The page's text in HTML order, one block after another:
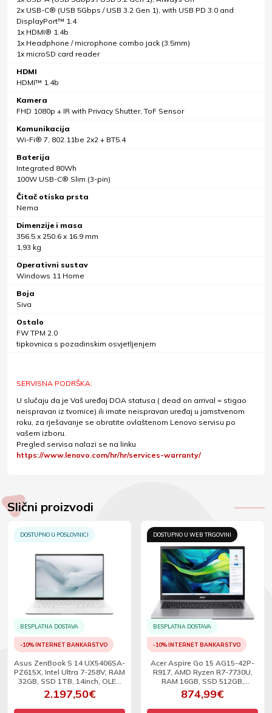
2x USB-C® (USB 5Gbps / USB 3.2 Gen 1), with USB PD 3.0 and
DisplayPort™ 1.4
1x HDMI® 1.4b
1x Headphone / microphone combo jack (3.5mm)
1x microSD card reader
HDMI
HDMI™ 1.4b
Kamera
FHD 1080p + IR with Privacy Shutter, ToF Sensor
Komunikacija
Wi-Fi® 7, 802.11be 2x2 + BT5.4
Baterija
Integrated 80Wh
100W USB-C® Slim (3-pin)
Čitač otiska prsta
Nema
Dimenzije i masa
356.5 x 250.6 x 16.9 mm
1,93 kg
Operativni sustav
Windows 11 Home
Boja
Siva
Ostalo
FW TPM 2.0
tipkovnica s pozadinskim osvjetljenjem
SERVISNA PODRŠKA:
U slučaju da je Vaš uređaj DOA statusa ( dead on arrival = stigao
neispravan iz tvornice) ili imate neispravan uređaj u jamstvenom
roku, za rješavanje se obratite ovlaštenom Lenovo servisu po
vašem izboru.
Pregled servisa nalazi se na linku
https://www.lenovo.com/hr/hr/services-warranty/
Slični proizvodi
DOSTUPNO U POSLOVNICI
BESPLATNA DOSTAVA
-10% INTERNET BANKARSTVO
Asus ZenBook S 14 UX5406SA-
PZ615X, Intel Ultra 7-258V, RAM
32GB, SSD 1TB, 14inch, OLED
3K, TS, 120Hz, W11P
2.197,50€
DOSTUPNO U WEB TRGOVINI
BESPLATNA DOSTAVA
-10% INTERNET BANKARSTVO
Acer Aspire Go 15 AG15-42P-
R917, AMD Ryzen R7-7730U,
RAM 16GB, SSD 512GB,
15.6inch, FHD, W11
874,99€